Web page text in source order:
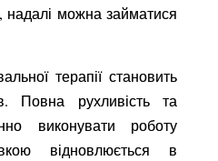
надалі можна займатися
терапії становить
Повна рухливість та
виконувати роботу
відновлюється в